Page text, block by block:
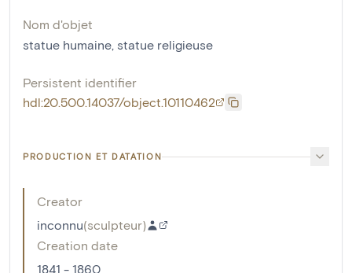
Nom d'objet
statue humaine, statue religieuse
Persistent identifier
hdl:20.500.14037/object.10110462
PRODUCTION ET DATATION
Creator
inconnu(sculpteur)
Creation date
1841 - 1860